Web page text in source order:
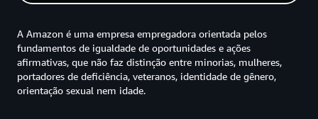
A Amazon é uma empresa empregadora orientada pelos
fundamentos de igualdade de oportunidades e ações
afirmativas, que não faz distinção entre minorias, mulheres,
portadores de deficiência, veteranos, identidade de gênero,
orientação sexual nem idade.